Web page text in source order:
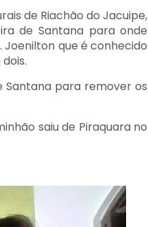
de Riachão do Jacuipe,
de Santana para onde
que é conhecido
Santana para remover os
saiu de Piraquara no